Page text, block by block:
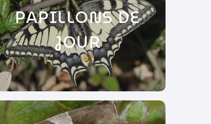
PAPILLONS DE
JOUR